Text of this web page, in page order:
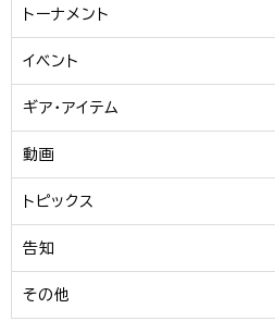
トーナメント
イベント
ギア・アイテム
動画
トピックス
告知
その他